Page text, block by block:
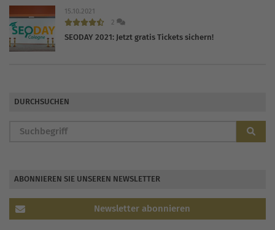
15.10.2021
2
SEODAY 2021: Jetzt gratis Tickets sichern!
DURCHSUCHEN
ABONNIEREN SIE UNSEREN NEWSLETTER
Newsletter abonnieren